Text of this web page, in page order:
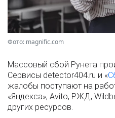
Фото: magnific.com
Массовый сбой Рунета
Сервисы detector404.ru и «
жалобы поступают на
«Яндекса», Avito, РЖД,
других ресурсов.